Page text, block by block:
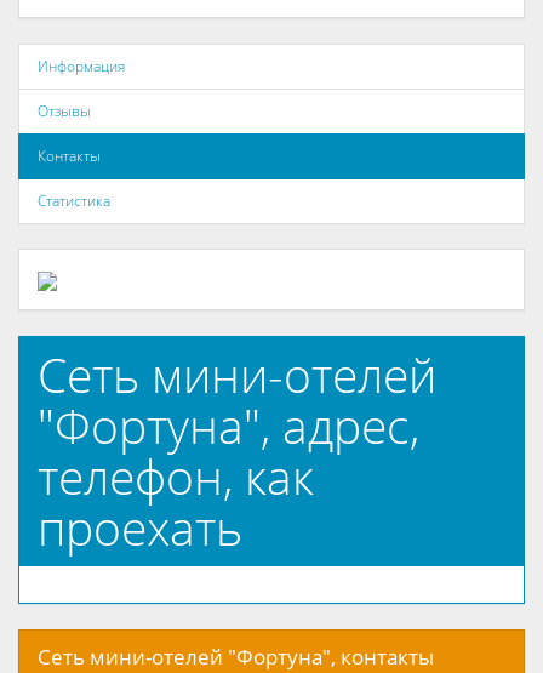
Информация
Отзывы
Контакты
Статистика
Сеть мини-отелей
"Фортуна", адрес,
телефон, как
проехать
Сеть мини-отелей "Фортуна", контакты